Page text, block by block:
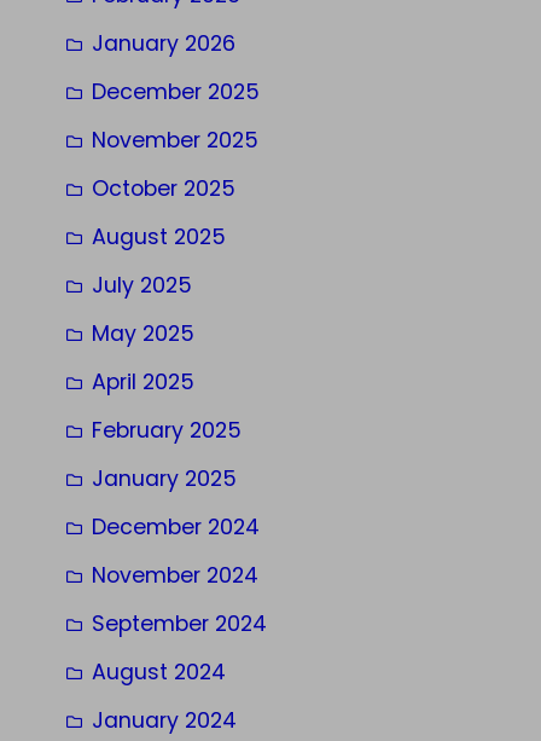
January 2026
December 2025
November 2025
October 2025
August 2025
July 2025
May 2025
April 2025
February 2025
January 2025
December 2024
November 2024
September 2024
August 2024
January 2024